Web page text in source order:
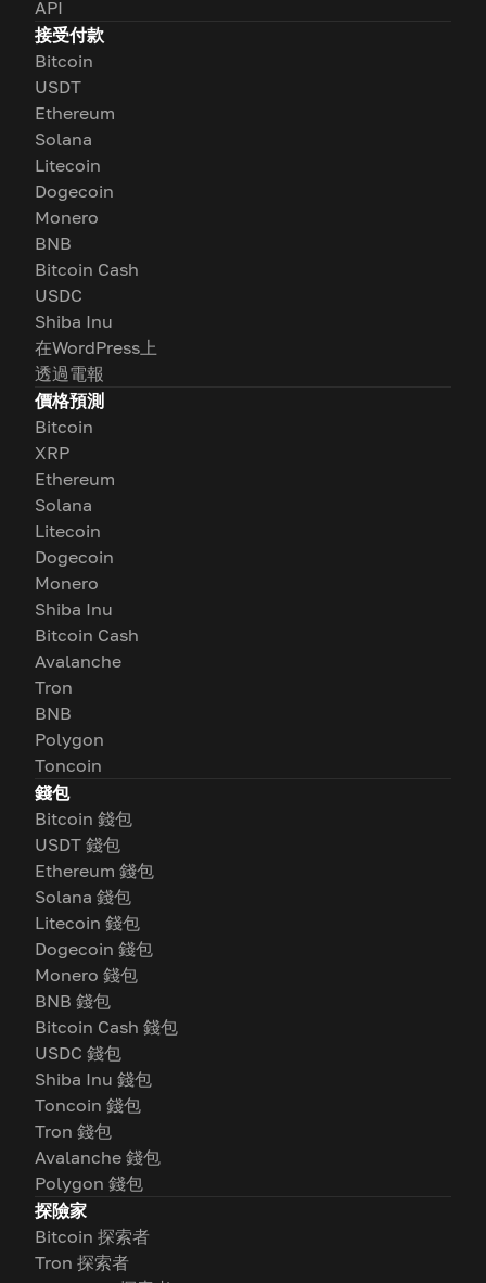
API
接受付款
Bitcoin
USDT
Ethereum
Solana
Litecoin
Dogecoin
Monero
BNB
Bitcoin Cash
USDC
Shiba Inu
在WordPress上
透過電報
價格預測
Bitcoin
XRP
Ethereum
Solana
Litecoin
Dogecoin
Monero
Shiba Inu
Bitcoin Cash
Avalanche
Tron
BNB
Polygon
Toncoin
錢包
Bitcoin 錢包
USDT 錢包
Ethereum 錢包
Solana 錢包
Litecoin 錢包
Dogecoin 錢包
Monero 錢包
BNB 錢包
Bitcoin Cash 錢包
USDC 錢包
Shiba Inu 錢包
Toncoin 錢包
Tron 錢包
Avalanche 錢包
Polygon 錢包
探險家
Bitcoin 探索者
Tron 探索者